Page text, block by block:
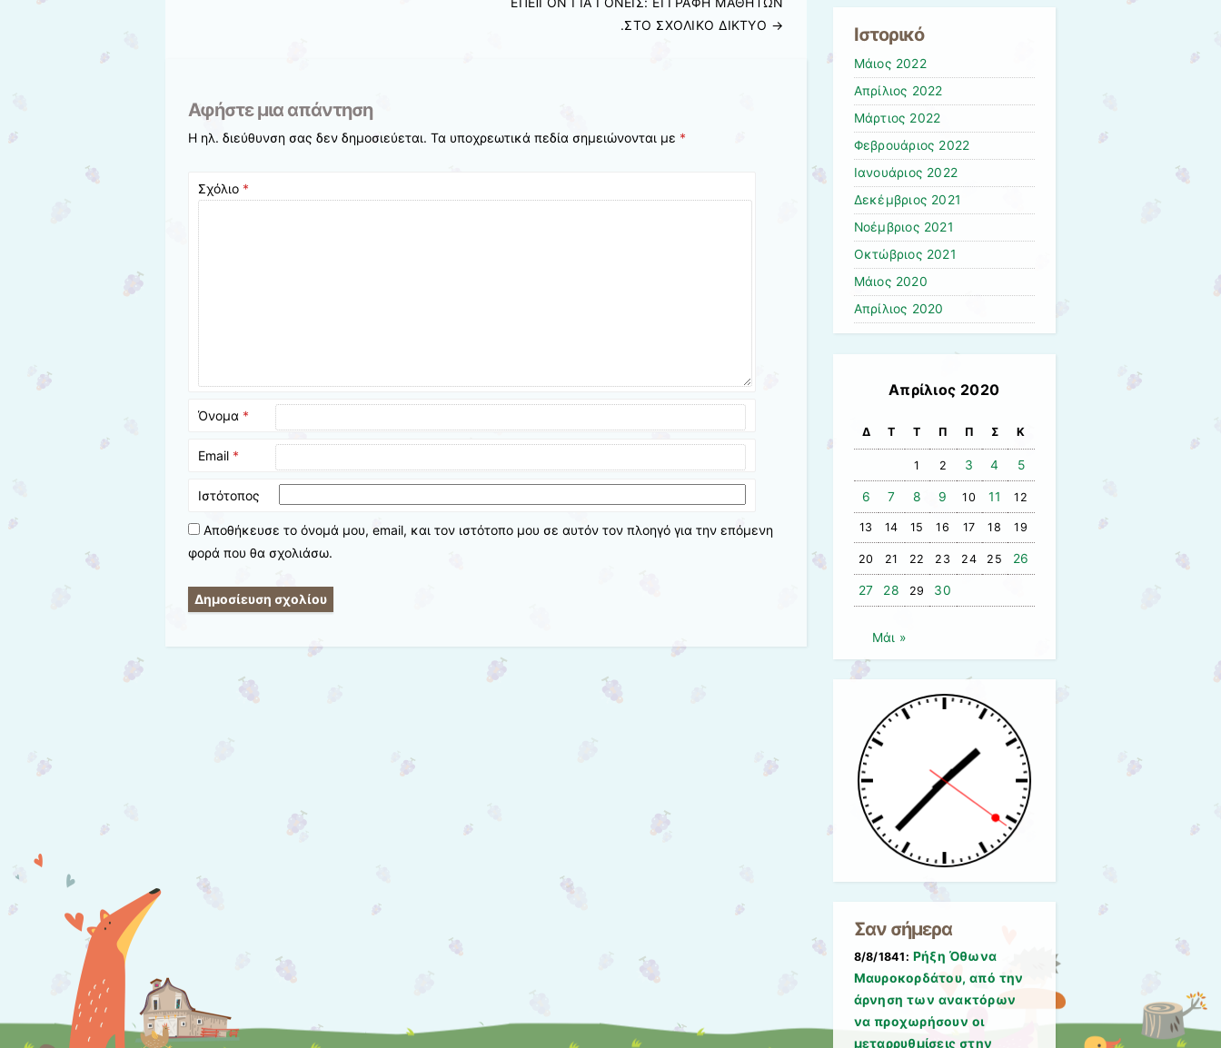
.ΣΤΟ ΣΧΟΛΙΚΟ ΔΙΚΤΥΟ →
Αφήστε μια απάντηση
Η ηλ. διεύθυνση σας δεν δημοσιεύεται. Τα υποχρεωτικά πεδία σημειώνονται με *
Σχόλιο *
Όνομα *
Email *
Ιστότοπος
Αποθήκευσε το όνομά μου, email, και τον ιστότοπο μου σε αυτόν τον πλοηγό για την επόμενη
φορά που θα σχολιάσω.
Ιστορικό
Μάιος 2022
Απρίλιος 2022
Μάρτιος 2022
Φεβρουάριος 2022
Ιανουάριος 2022
Δεκέμβριος 2021
Νοέμβριος 2021
Οκτώβριος 2021
Μάιος 2020
Απρίλιος 2020
Απρίλιος 2020
Δ Τ Τ Π Π Σ Κ
1 2 3 4 5
6 7 8 9 10 11 12
13 14 15 16 17 18 19
20 21 22 23 24 25 26
27 28 29 30
Μάι »
Σαν σήμερα
8/8/1841: Ρήξη Όθωνα 
Μαυροκορδάτου, από την
άρνηση των ανακτόρων
να προχωρήσουν οι
μεταρρυθμίσεις στην